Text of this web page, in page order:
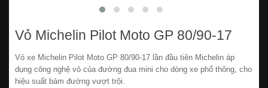
Vỏ Michelin Pilot Moto GP 80/90-17
Vỏ xe Michelin Pilot Moto GP 80/90-17 lần đầu tiên Michelin áp
dụng công nghệ vỏ của đường đua mini cho dòng xe phổ thông, cho
hiệu suất bám đường vượt trội.